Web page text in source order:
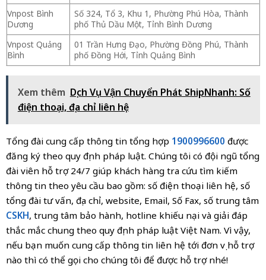
Vnpost Bình
Dương
Số 324, Tổ 3, Khu 1, Phường Phú Hòa, Thành
phố Thủ Dầu Một, Tỉnh Bình Dương
Vnpost Quảng
Bình
01 Trần Hưng Đạo, Phường Đồng Phú, Thành
phố Đồng Hới, Tỉnh Quảng Bình
Xem thêm Dịch Vụ Vận Chuyển Phát ShipNhanh: Số
điện thoại, địa chỉ liên hệ
Tổng đài cung cấp thông tin tổng hợp 1900996600 được
đăng ký theo quy định pháp luật. Chúng tôi có đội ngũ tổng
đài viên hỗ trợ 24/7 giúp khách hàng tra cứu tìm kiếm
thông tin theo yêu cầu bao gồm: số điện thoại liên hệ, số
tổng đài tư vấn, địa chỉ, website, Email, Số Fax, số trung tâm
CSKH, trung tâm bảo hành, hotline khiếu nại và giải đáp
thắc mắc chung theo quy định pháp luật Việt Nam. Vì vậy,
nếu bạn muốn cung cấp thông tin liên hệ tới đơn vị hỗ trợ
nào thì có thể gọi cho chúng tôi để được hỗ trợ nhé!